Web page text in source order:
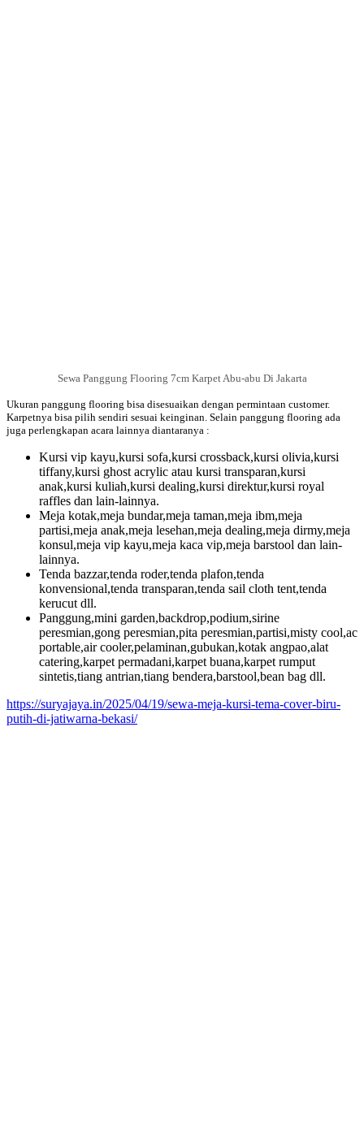
Sewa Panggung Flooring 7cm Karpet Abu-abu Di Jakarta
Ukuran panggung flooring bisa disesuaikan dengan permintaan customer.
Karpetnya bisa pilih sendiri sesuai keinginan. Selain panggung flooring ada
juga perlengkapan acara lainnya diantaranya :
Kursi vip kayu,kursi sofa,kursi crossback,kursi olivia,kursi
tiffany,kursi ghost acrylic atau kursi transparan,kursi
anak,kursi kuliah,kursi dealing,kursi direktur,kursi royal
raffles dan lain-lainnya.
Meja kotak,meja bundar,meja taman,meja ibm,meja
partisi,meja anak,meja lesehan,meja dealing,meja dirmy,meja
konsul,meja vip kayu,meja kaca vip,meja barstool dan lain-
lainnya.
Tenda bazzar,tenda roder,tenda plafon,tenda
konvensional,tenda transparan,tenda sail cloth tent,tenda
kerucut dll.
Panggung,mini garden,backdrop,podium,sirine
peresmian,gong peresmian,pita peresmian,partisi,misty cool,ac
portable,air cooler,pelaminan,gubukan,kotak angpao,alat
catering,karpet permadani,karpet buana,karpet rumput
sintetis,tiang antrian,tiang bendera,barstool,bean bag dll.
https://suryajaya.in/2025/04/19/sewa-meja-kursi-tema-cover-biru-
putih-di-jatiwarna-bekasi/